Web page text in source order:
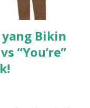
Bikin
“You’re”